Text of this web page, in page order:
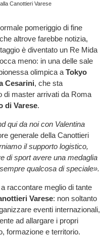
Canottieri Varese
pomeriggio di fine
altrove farebbe notizia,
è diventato un Re Mida
meno: in una delle sale
olimpica a Tokyo
Cesarini, che sta
di master arrivati da Roma
di Varese.
qui da noi con Valentina
generale della Canottieri
il supporto logistico,
di sport avere una medaglia
qualcosa di speciale».
raccontare meglio di tante
Varese: non soltanto
eventi internazionali,
ad allargare i propri
formazione e territorio.